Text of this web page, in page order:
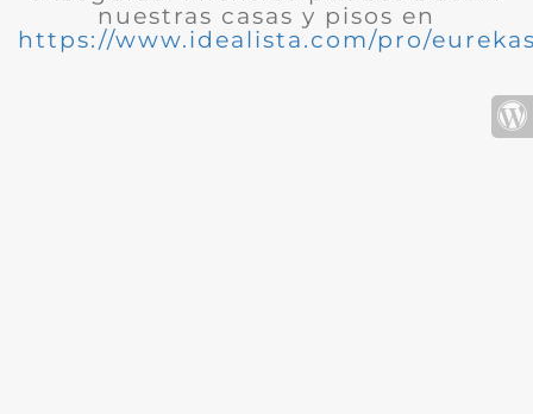
nuestras casas y pisos en
https://www.idealista.com/pro/